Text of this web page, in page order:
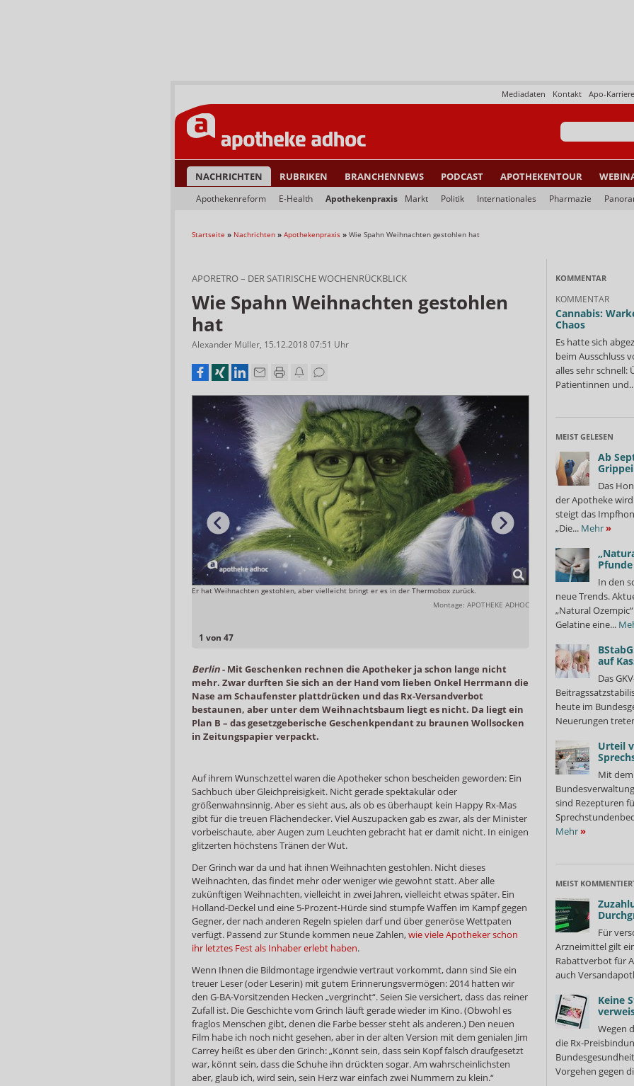
Apo-Karriere
Kontakt
Mediadaten
NACHRICHTEN RUBRIKEN BRANCHENNEWS PODCAST APOTHEKENTOUR
Apothekenreform E-Health Apothekenpraxis Markt Politik Internationales Pharmazie
Startseite » Nachrichten » Apothekenpraxis » Wie Spahn Weihnachten gestohlen hat
APORETRO – DER SATIRISCHE WOCHENRÜCKBLICK
Wie Spahn Weihnachten gestohlen
hat
Alexander Müller, 15.12.2018 07:51 Uhr
1 von 47
Er hat Weihnachten gestohlen, aber vielleicht bringt er es in der Thermobox zurück.
Montage: APOTHEKE ADHOC
Da kommt er, der Grinch –
Berlin- Mit Geschenken rechnen die Apotheker ja schon lange nicht
mehr. Zwar durften Sie sich an der Hand vom lieben Onkel Herrmann die
Nase am Schaufenster plattdrücken und das Rx-Versandverbot
bestaunen, aber unter dem Weihnachtsbaum liegt es nicht. Da liegt ein
Plan B – das gesetzgeberische Geschenkpendant zu braunen Wollsocken
in Zeitungspapier verpackt.
Auf ihrem Wunschzettel waren die Apotheker schon bescheiden geworden: Ein
Sachbuch über Gleichpreisigkeit. Nicht gerade spektakulär oder
größenwahnsinnig. Aber es sieht aus, als ob es überhaupt kein Happy Rx-Mas
gibt für die treuen Flächendecker. Viel Auszupacken gab es zwar, als der Minister
vorbeischaute, aber Augen zum Leuchten gebracht hat er damit nicht. In einigen
glitzerten höchstens Tränen der Wut.
Der Grinch war da und hat ihnen Weihnachten gestohlen. Nicht dieses
Weihnachten, das findet mehr oder weniger wie gewohnt statt. Aber alle
zukünftigen Weihnachten, vielleicht in zwei Jahren, vielleicht etwas später. Ein
Holland-Deckel und eine 5-Prozent-Hürde sind stumpfe Waffen im Kampf gegen
Gegner, der nach anderen Regeln spielen darf und über generöse Wettpaten
verfügt. Passend zur Stunde kommen neue Zahlen,wie viele Apotheker schon
ihr letztes Fest als Inhaber erlebt haben.
Wenn Ihnen die Bildmontage irgendwie vertraut vorkommt, dann sind Sie ein
treuer Leser (oder Leserin) mit gutem Erinnerungsvermögen: 2014 hatten wir
den G-BA-Vorsitzenden Hecken „vergrincht“. Seien Sie versichert, dass das reiner
Zufall ist. Die Geschichte vom Grinch läuft gerade wieder im Kino. (Obwohl es
fraglos Menschen gibt, denen die Farbe besser steht als anderen.) Den neuen
Film habe ich noch nicht gesehen, aber in der alten Version mit dem genialen Jim
Carrey heißt es über den Grinch: „Könnt sein, dass sein Kopf falsch draufgesetzt
war, könnt sein, dass die Schuhe ihn drückten sogar. Am wahrscheinlichsten
aber, glaub ich, wird sein, sein Herz war einfach zwei Nummern zu klein.“
KOMMENTAR
KOMMENTAR
Cannabis:
Chaos
Es hatte sich
beim Ausschluss
alles sehr schnell:
Patientinnen
MEIST GELESEN
Ab
Das
der Apotheke
steigt das
„Die... Mehr»
In den
neue Trends.
„Natural
Gelatine eine...
auf
Das
heute im
Neuerungen
Urteil
Mit
sind Rezepturen
Mehr»
MEIST
Für
Arzneimittel gilt
Rabattverbot für
auch
Keine
Wegen
die Rx-
Vorgehen gegen